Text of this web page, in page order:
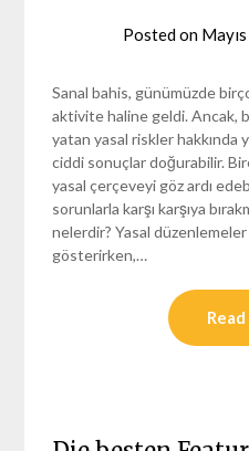
Posted on
Sanal bahis, günümüzde
aktivite haline geldi. Ancak,
yatan yasal riskler hakkında
ciddi sonuçlar doğurabilir.
yasal çerçeveyi göz ardı
sorunlarla karşı karşıya
nelerdir? Yasal
gösterirken,…